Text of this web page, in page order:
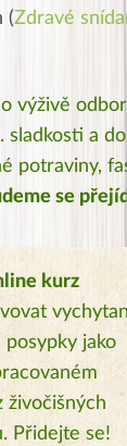
(Zdravé
výživě
sladkosti a
potraviny,
se
kurz
posypky jako
živočišných
Přidejte se!